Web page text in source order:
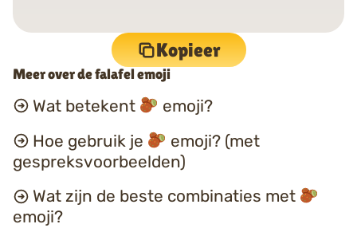
Kopieer
Meer over de falafel emoji
Wat betekent
emoji?
Hoe gebruik je
emoji? (met
gespreksvoorbeelden)
Wat zijn de beste combinaties met
emoji?